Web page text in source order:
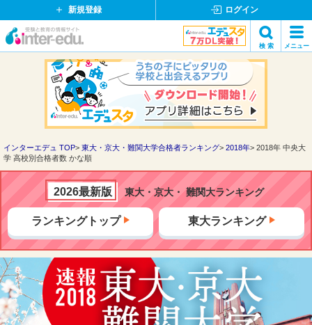
新規登録 ログイン
イ
ド
ッ
ト
検 索 メニュー
検索
インターエデュ TOP 東大・京大・難関大学合格者ランキング 2018年
2018年 中央大
学 高校別合格者数 かな順
2026最新版 東大・京大・ 難関大ランキング
ランキングトップ 東大ランキング